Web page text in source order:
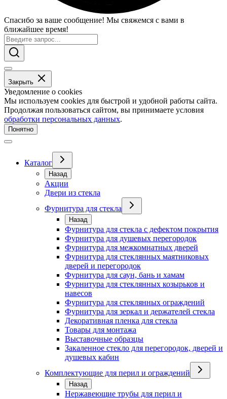
Спасибо за ваше сообщение! Мы свяжемся с вами в
ближайшее время!
Закрыть
Уведомление о cookies
Мы используем cookies для быстрой и удобной работы сайта.
Продолжая пользоваться сайтом, вы принимаете условия
обработки персональных данных.
Понятно
Каталог
Назад
Акции
Двери из стекла
Фурнитура для стекла
Назад
Фурнитура для стекла с дефектом покрытия
Фурнитура для душевых перегородок
Фурнитура для межкомнатных дверей
Фурнитура для стеклянных маятниковых
дверей и перегородок
Фурнитура для саун, бань и хамам
Фурнитура для стеклянных козырьков и
навесов
Фурнитура для стеклянных ограждений
Фурнитура для зеркал и держателей стекла
Декоративная пленка для стекла
Товары для монтажа
Выставочные образцы
Закаленное стекло для перегородок, дверей и
душевых кабин
Комплектующие для перил и ограждений
Назад
Нержавеющие трубы для перил и